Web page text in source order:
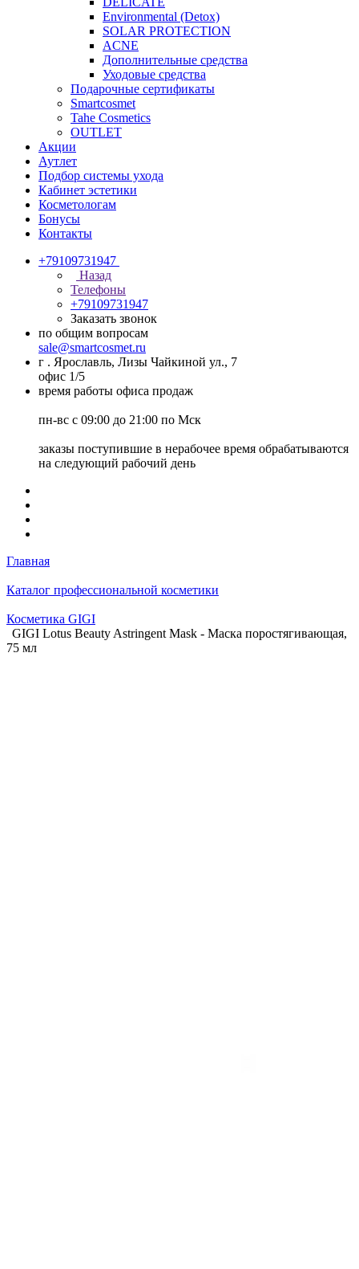
Environmental (Detox)
SOLAR PROTECTION
АCNE
Дополнительные средства
Уходовые средства
Подарочные сертификаты
Smartcosmet
Tahe Cosmetics
OUTLET
Акции
Аутлет
Подбор системы ухода
Кабинет эстетики
Косметологам
Бонусы
Контакты
+79109731947
Назад
Телефоны
+79109731947
Заказать звонок
по общим вопросам
sale@smartcosmet.ru
г . Ярославль, Лизы Чайкиной ул., 7
офис 1/5
время работы офиса продаж
пн-вс с 09:00 до 21:00 по Мск
заказы поступившие в нерабочее время обрабатываются
на следующий рабочий день
Главная
Каталог профессиональной косметики
Косметика GIGI
GIGI Lotus Beauty Astringent Mask - Маска поростягивающая,
75 мл